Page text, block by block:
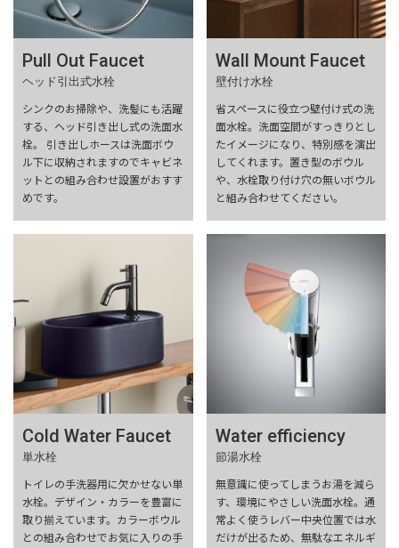
Pull Out Faucet
ヘッド引出式水栓
シンクのお掃除や、洗髪にも活躍
する、ヘッド引き出し式の洗面水
栓。 引き出しホースは洗面ボウ
ル下に収納されますのでキャビネ
ットとの組み合わせ設置がおすす
めです。
Wall Mount Faucet
壁付け水栓
省スペースに役立つ壁付け式の洗
面水栓。洗面空間がすっきりとし
たイメージになり、特別感を演出
してくれます。置き型のボウル
や、水栓取り付け穴の無いボウル
と組み合わせてください。
Cold Water Faucet
単水栓
トイレの手洗器用に欠かせない単
水栓。デザイン・カラーを豊富に
取り揃えています。カラーボウル
との組み合わせでお気に入りの手
Water efficiency
節湯水栓
無意識に使ってしまうお湯を減ら
す、環境にやさしい洗面水栓。通
常よく使うレバー中央位置では水
だけが出るため、無駄なエネルギ